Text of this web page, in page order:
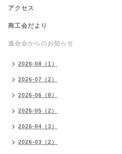
アクセス
商工会だより
連合会からのお知らせ
2026-08（1）
2026-07（2）
2026-06（8）
2026-05（2）
2026-04（3）
2026-03（2）